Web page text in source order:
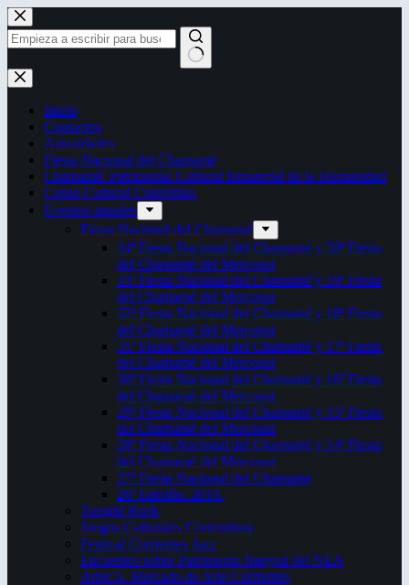
Saltar
al
contenido
Sin
resultados
Inicio
Contactos
Autoridades
Fiesta Nacional del Chamamé
Chamamé: Patrimonio Cultural Inmaterial de la Humanidad
Censo Cultural Correntino
Eventos anuales
Fiesta Nacional del Chamamé
34ª Fiesta Nacional del Chamamé y 20ª Fiesta
del Chamamé del Mercosur
33ª Fiesta Nacional del Chamamé y 19ª Fiesta
del Chamamé del Mercosur
32ª Fiesta Nacional del Chamamé y 18ª Fiesta
del Chamamé del Mercosur
31ª Fiesta Nacional del Chamamé y 17ª Fiesta
del Chamamé del Mercosur
30ª Fiesta Nacional del Chamamé y 16ª Fiesta
del Chamamé del Mercosur
29ª Fiesta Nacional del Chamamé y 15ª Fiesta
del Chamamé del Mercosur
28ª Fiesta Nacional del Chamamé y 14ª Fiesta
del Chamamé del Mercosur
27ª Fiesta Nacional del Chamamé
26ª Edición. 2016.
Taragüi Rock
Juegos Culturales Correntinos
Festival Corrientes Jazz
Encuentro sobre Patrimonio Integral del NEA
ArteCo. Mercado de Arte Corrientes